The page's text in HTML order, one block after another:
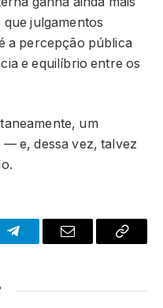
julgamentos
a percepção pública
e equilíbrio entre os
um
e, dessa vez, talvez
TelegramaE-
Copiar